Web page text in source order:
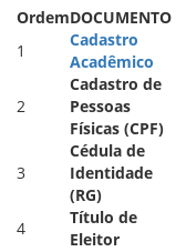
OrdemDOCUMENTO
1
Cadastro
Acadêmico
2
Cadastro de
Pessoas
Físicas (CPF)
3
Cédula de
Identidade
(RG)
4
Título de
Eleitor